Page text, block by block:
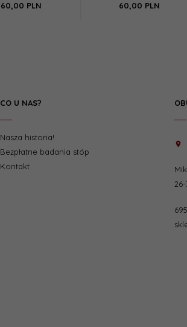
60,00 PLN 60,00 PLN
CO U NAS?
Nasza historia!
Bezpłatne badania stóp
Kontakt